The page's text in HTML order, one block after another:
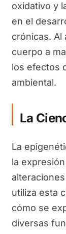
oxidativo y
en el
crónicas. Al
cuerpo a
los efectos
ambiental.
La
La
la
utiliza esta
cómo se
diversas